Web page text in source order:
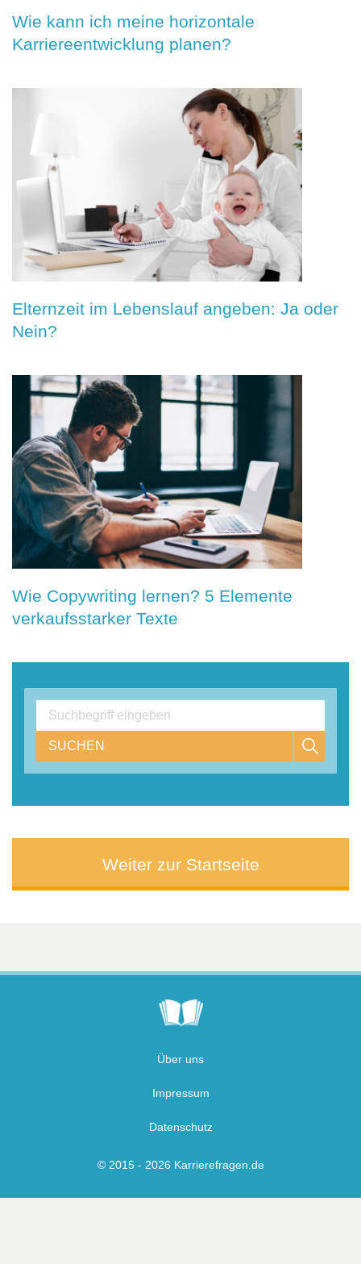
Wie kann ich meine horizontale
Karriereentwicklung planen?
Elternzeit im Lebenslauf angeben: Ja oder
Nein?
Wie Copywriting lernen? 5 Elemente
verkaufsstarker Texte
SUCHEN
Weiter zur Startseite
Über uns
Impressum
Datenschutz
© 2015 - 2026 Karrierefragen.de